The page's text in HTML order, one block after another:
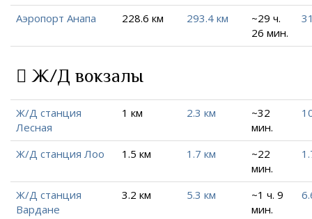
Аэропорт Анапа 228.6 км 293.4 км
~29 ч.
26 мин.
Ж/Д вокзалы
Ж/Д станция
Лесная
1 км 2.3 км
~32
мин.
Ж/Д станция Лоо 1.5 км 1.7 км
~22
мин.
Ж/Д станция
Вардане
3.2 км 5.3 км
~1 ч. 9
мин.